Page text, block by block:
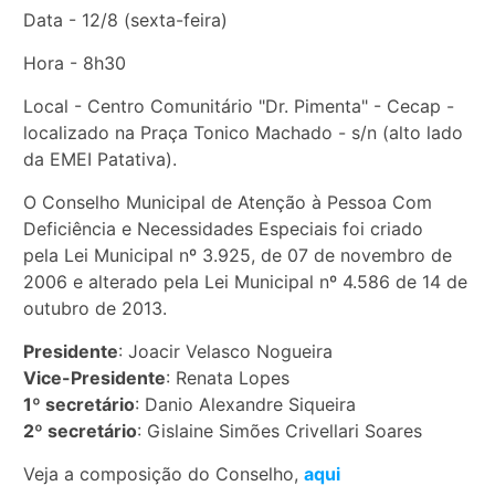
Data - 12/8 (sexta-feira)
Hora - 8h30
Local - Centro Comunitário "Dr. Pimenta" - Cecap -
localizado na Praça Tonico Machado - s/n (alto lado
da EMEI Patativa).
O Conselho Municipal de Atenção à Pessoa Com
Deficiência e Necessidades Especiais foi criado
pela Lei Municipal nº 3.925, de 07 de novembro de
2006 e alterado pela Lei Municipal nº 4.586 de 14 de
outubro de 2013.
Presidente: Joacir Velasco Nogueira
Vice-Presidente: Renata Lopes
1º secretário: Danio Alexandre Siqueira
2º secretário: Gislaine Simões Crivellari Soares
Veja a composição do Conselho, aqui